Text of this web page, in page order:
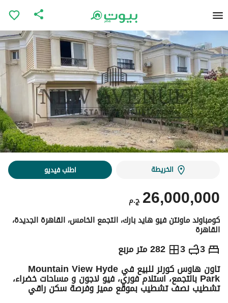
الخريطة اطلب فيديو
ج.م 26,000,000
كومباوند ماونتن فيو هايد بارك، التجمع الخامس، القاهرة الجديدة،
القاهرة
3
3 282 متر مربع ج.م 26,000,000
التفاصيل الاتجاهات والمؤشرات رهن عقاري
تاون هاوس كورنر للبيع في Mountain View Hyde
Park بالتجمع، استلام فوري، فيو لاجون و مساحات خضراء،
تشطيب نصف تشطيب بموقع مميز وفرصة سكن راقي